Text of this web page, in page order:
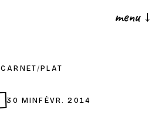
menu ↓
CARNET/ PLAT
30 MINFÉVR. 2014